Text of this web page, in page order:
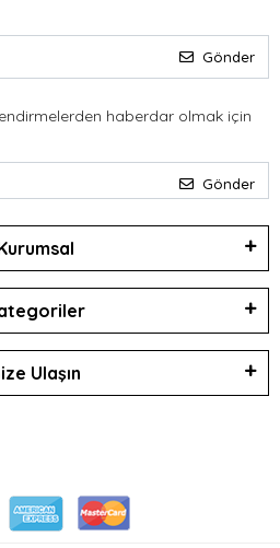
Gönder
haberdar olmak için
Gönder
Ulaşın